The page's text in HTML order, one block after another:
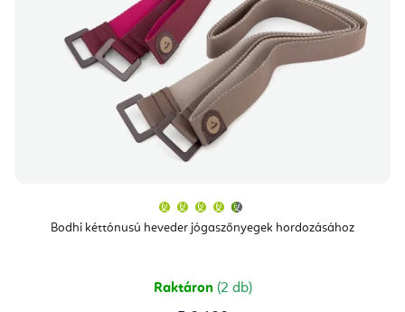
Bodhi kéttónusú heveder jógaszőnyegek hordozásához
átlagos
értékelése
csillag.
Raktáron (2 db)